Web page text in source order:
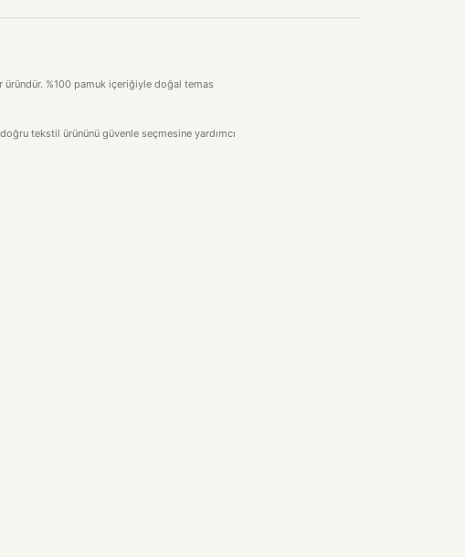
%100 pamuk içeriğiyle doğal temas
tekstil ürününü güvenle seçmesine yardımcı